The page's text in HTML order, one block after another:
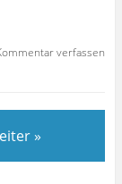
verfassen
»